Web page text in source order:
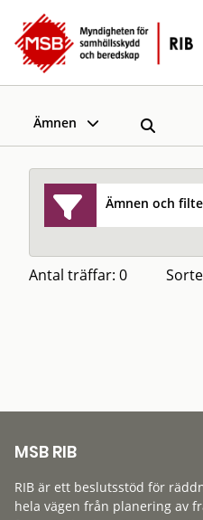
Ämnen
Ämnen och
Antal träffar: 0
MSB RIB
RIB är ett beslutsstöd för
hela vägen från planering av